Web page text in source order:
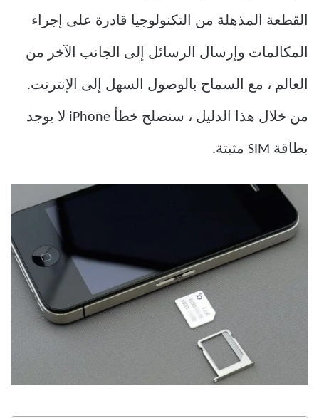
القطعة المذهلة من التكنولوجيا قادرة على إجراء
المكالمات وإرسال الرسائل إلى الجانب الآخر من
العالم ، مع السماح بالوصول السهل إلى الإنترنت.
من خلال هذا الدليل ، سنصلح خطأ iPhone لا يوجد
بطاقة SIM مثبتة.